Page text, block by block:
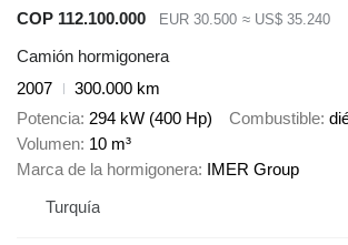
COP 112.100.000
EUR 30.500 ≈ US$ 35.240
Camión hormigonera
2007
300.000 km
Potencia 294 kW (400 Hp) Combustible
Volumen 10 m³
Marca de la hormigonera IMER Group
Turquía